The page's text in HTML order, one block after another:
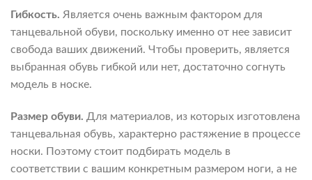
Гибкость. Является очень важным фактором для
танцевальной обуви, поскольку именно от нее зависит
свобода ваших движений. Чтобы проверить, является
выбранная обувь гибкой или нет, достаточно согнуть
модель в носке.
Размер обуви. Для материалов, из которых изготовлена
танцевальная обувь, характерно растяжение в процессе
носки. Поэтому стоит подбирать модель в
соответствии с вашим конкретным размером ноги, а не